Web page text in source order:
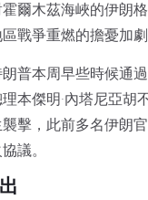
爾木茲海峽的伊朗
戰爭重燃的擔憂加劇
普本周早些時候通
本傑明·內塔尼亞胡
擊，此前多名伊朗
議。